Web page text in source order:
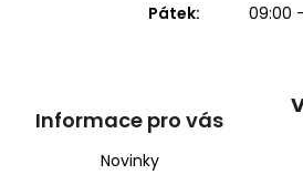
Pátek:
09:00
Informace pro vás
Novinky